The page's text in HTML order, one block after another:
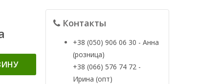
Контакты
+38 (050) 906 06 30 - Анна
(розница)
+38 (066) 576 74 72 -
Ирина (опт)